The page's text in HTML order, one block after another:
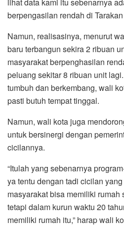
berpengasilan rendah di
Namun, realisasinya, menurut
baru terbangun sekira 2 ribuan
masyarakat berpenghasilan
peluang sekitar 8 ribuan unit
tumbuh dan berkembang, wali
pasti butuh tempat tinggal.
Namun, wali kota juga
untuk bersinergi dengan
cicilannya.
“Itulah yang sebenarnya
ya tentu dengan tadi cicilan
masyarakat bisa memiliki
tetapi dalam kurun waktu 20
memiliki rumah itu,” harap wali